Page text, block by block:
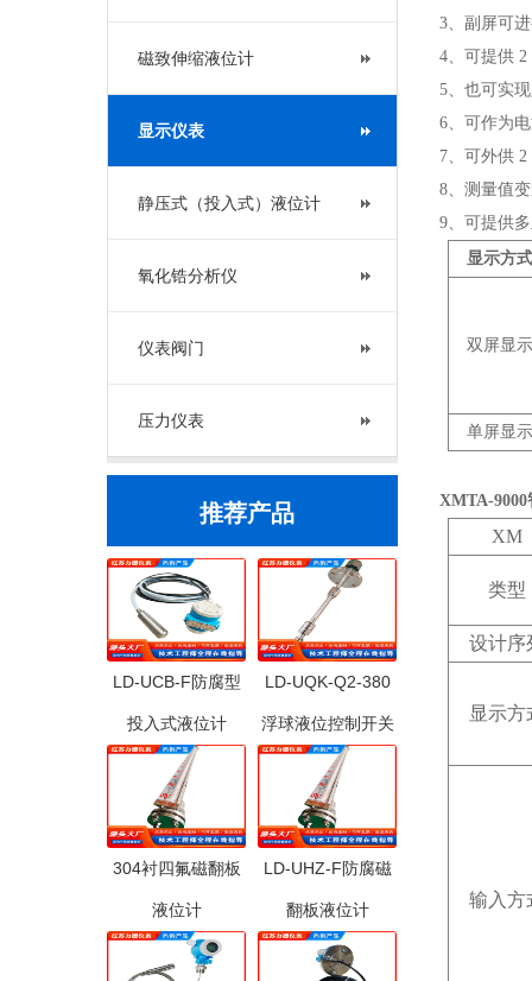
磁致伸缩液位计
显示仪表
静压式（投入式）液位计
氧化锆分析仪
仪表阀门
压力仪表
推荐产品
LD-UCB-F防腐型
投入式液位计
LD-UQK-Q2-380
浮球液位控制开关
304衬四氟磁翻板
液位计
LD-UHZ-F防腐磁
翻板液位计
3、副屏可
4、可提供
5、也可实
6、可作为
7、可外供
8、测量值
9、可提供
显示方式
双屏显示
单屏显示
XMTA-9000
XM
类型
设计序
显示方
输入方